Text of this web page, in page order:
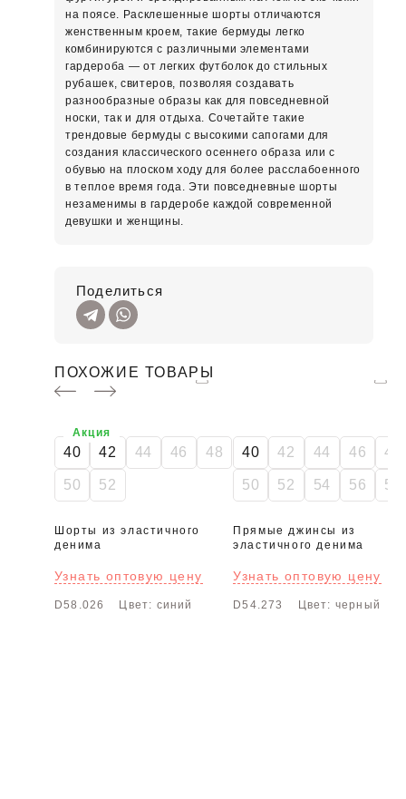
на поясе. Расклешенные шорты отличаются
женственным кроем, такие бермуды легко
комбинируются с различными элементами
гардероба — от легких футболок до стильных
рубашек, свитеров, позволяя создавать
разнообразные образы как для повседневной
носки, так и для отдыха. Сочетайте такие
трендовые бермуды с высокими сапогами для
создания классического осеннего образа или с
обувью на плоском ходу для более расслабоенного
в теплое время года. Эти повседневные шорты
незаменимы в гардеробе каждой современной
девушки и женщины.
Поделиться
ПОХОЖИЕ ТОВАРЫ
40 42 44 46 48
50 52
Шорты из эластичного
денима
Узнать оптовую цену
D58.026 Цвет: синий
Акция
40 42 44 46 48
50 52 54 56 58
Прямые джинсы из
эластичного денима
Узнать оптовую цену
D54.273 Цвет: черный